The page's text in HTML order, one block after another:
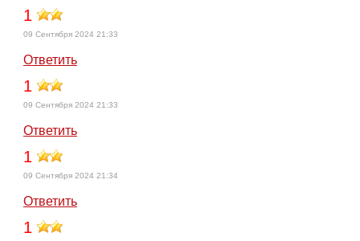
09 Сентября 2024 21:33
Ответить
09 Сентября 2024 21:33
Ответить
09 Сентября 2024 21:34
Ответить